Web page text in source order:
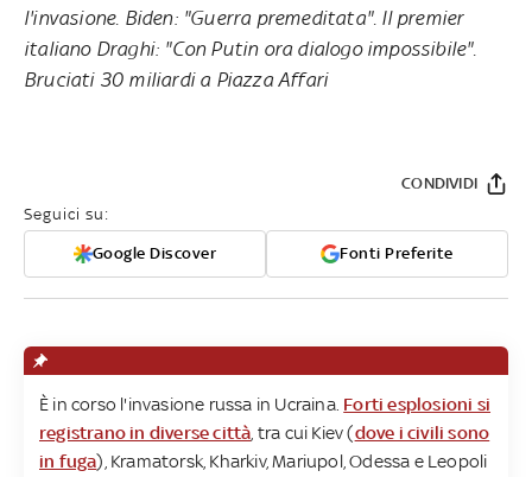
l'invasione. Biden: "Guerra premeditata". Il premier
italiano Draghi: "Con Putin ora dialogo impossibile".
Bruciati 30 miliardi a Piazza Affari
Seguici su:
Google Discover Fonti Preferite
CONDIVIDI
È in corso l'invasione russa in Ucraina. Forti esplosioni si
registrano in diverse città , tra cui Kiev (dove i civili sono
in fuga), Kramatorsk, Kharkiv, Mariupol, Odessa e Leopoli